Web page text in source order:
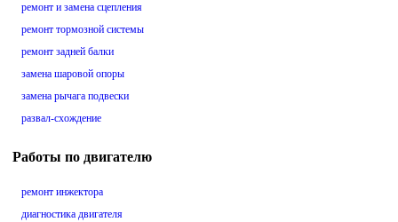
ремонт и замена сцепления
ремонт тормозной системы
ремонт задней балки
замена шаровой опоры
замена рычага подвески
развал-схождение
Работы по двигателю
ремонт инжектора
диагностика двигателя